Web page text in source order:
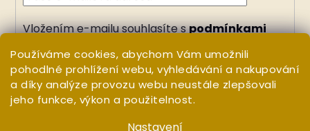
Používáme cookies, abychom Vám umožnili
pohodlné prohlížení webu, vyhledávání a nakupování
a díky analýze provozu webu neustále zlepšovali
jeho funkce, výkon a použitelnost.
Nastavení
Vložením e-mailu souhlasíte spodmínkami
PŘIHLÁSIT
SE